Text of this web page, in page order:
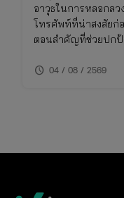
อาวุธในการหลอกล
โทรศัพท์ที่น่าสงสัยก่
ตอนสำคัญที่ช่วยปกป้
ต้องและใช้เครื่องมือ
schedule 04 / 08 / 2569